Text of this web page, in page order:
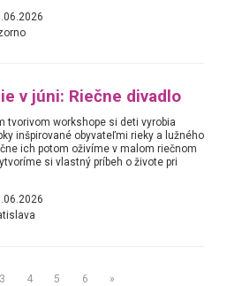
v júni: Riečne divadlo
tvorivom workshope si deti vyrobia
inšpirované obyvateľmi rieky a lužného
ich potom oživíme v malom riečnom
si vlastný príbeh o živote pri
3 4 5 6 »